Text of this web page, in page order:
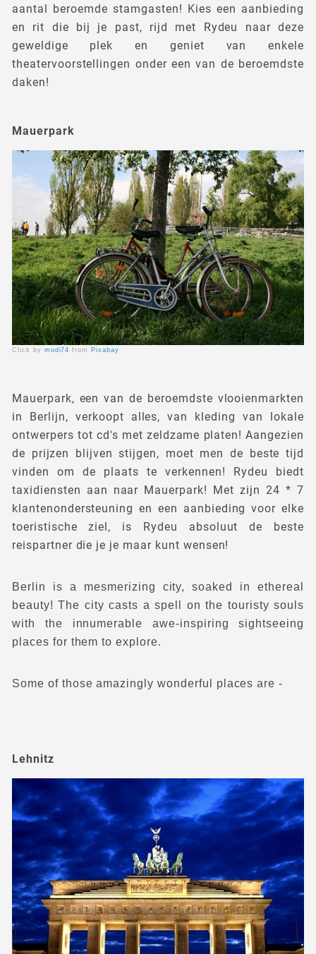
aantal beroemde stamgasten! Kies een aanbieding
en rit die bij je past, rijd met Rydeu naar deze
geweldige plek en geniet van enkele
theatervoorstellingen onder een van de beroemdste
daken!
Click by modi74 from Pixabay
Mauerpark
Mauerpark, een van de beroemdste vlooienmarkten
in Berlijn, verkoopt alles, van kleding van lokale
ontwerpers tot cd's met zeldzame platen! Aangezien
de prijzen blijven stijgen, moet men de beste tijd
vinden om de plaats te verkennen! Rydeu biedt
taxidiensten aan naar Mauerpark! Met zijn 24 * 7
klantenondersteuning en een aanbieding voor elke
toeristische ziel, is Rydeu absoluut de beste
reispartner die je je maar kunt wensen!
Berlin is a mesmerizing city, soaked in ethereal
beauty! The city casts a spell on the touristy souls
with the innumerable awe-inspiring sightseeing
places for them to explore.
Some of those amazingly wonderful places are -
Lehnitz